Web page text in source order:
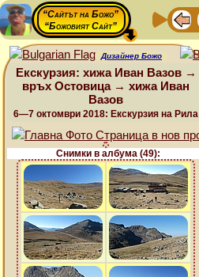
“Сайтът на Божо”
“Божовият Сайт”
Дизайнер Божо
Екскурзия: хижа Иван Вазов →
връх Остовица → хижа Иван
Вазов
6—7 октомври 2018: Екскурзия на Рила
Снимки в албума (49):